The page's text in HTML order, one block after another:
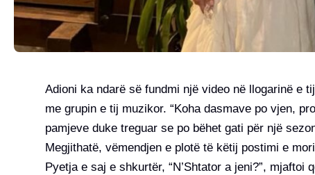
Adioni ka ndarë së fundmi një video në llogarinë e
me grupin e tij muzikor. “Koha dasmave po vjen,
pamjeve duke treguar se po bëhet gati për një
Megjithatë, vëmendjen e plotë të këtij postimi e
Pyetja e saj e shkurtër, “N’Shtator a jeni?”,